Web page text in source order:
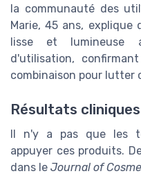
la communauté des
Marie, 45 ans, explique
lisse et lumineuse
d'utilisation,
combinaison pour lutter
Résultats cliniques
Il n'y a pas que les
appuyer ces produits.
dans le Journal of